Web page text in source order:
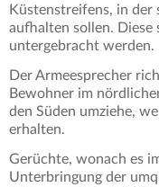
Küstenstreifens, in
aufhalten sollen. Diese
untergebracht werden.
Der Armeesprecher
Bewohner im
den Süden umziehe,
erhalten.
Gerüchte, wonach es
Unterbringung der